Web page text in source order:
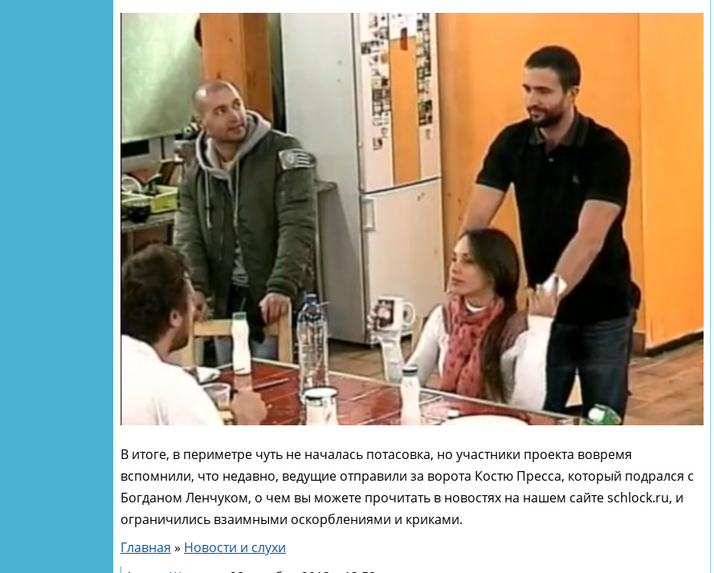
В итоге, в периметре чуть не началась потасовка, но участники проекта вовремя
вспомнили, что недавно, ведущие отправили за ворота Костю Пресса, который подрался с
Богданом Ленчуком, о чем вы можете прочитать в новостях на нашем сайте schlock.ru, и
ограничились взаимными оскорблениями и криками.
Главная » Новости и слухи